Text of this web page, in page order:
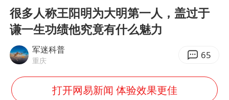
宇树科技王兴兴身家有望超200亿元
很多人称王阳明为大明第一人，盖过于
谦一生功绩他究竟有什么魅力
军迷科普
重庆 65
打开网易新闻 体验效果更佳